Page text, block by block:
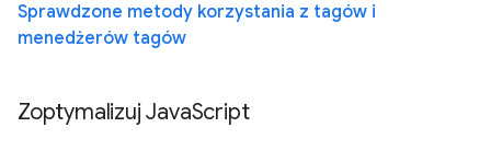
Sprawdzone metody korzystania z tagów i
menedżerów tagów
Zoptymalizuj JavaScript